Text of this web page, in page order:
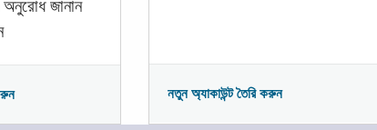
অনুরোধ জানান
নতুন অ্যাকাউন্ট তৈরি করুন